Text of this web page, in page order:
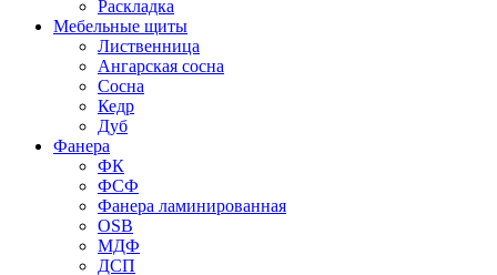
Раскладка
Мебельные щиты
Лиственница
Ангарская сосна
Сосна
Кедр
Дуб
Фанера
ФК
ФСФ
Фанера ламинированная
OSB
МДФ
ДСП